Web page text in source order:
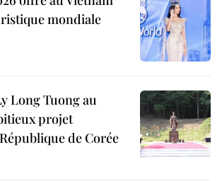
mondiale
Long Tuong au
projet
de Corée